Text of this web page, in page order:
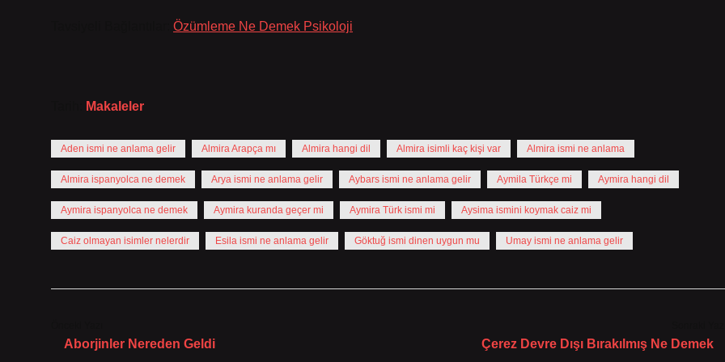
Özümleme Ne Demek Psikoloji
Makaleler
Aden ismi ne anlama gelir Almira Arapça mı Almira hangi dil Almira isimli kaç kişi var Almira ismi ne anlama
Almira ispanyolca ne demek Arya ismi ne anlama gelir Aybars ismi ne anlama gelir Aymila Türkçe mi Aymira hangi dil
Aymira ispanyolca ne demek Aymira kuranda geçer mi Aymira Türk ismi mi Aysima ismini koymak caiz mi
Caiz olmayan isimler nelerdir Esila ismi ne anlama gelir Göktuğ ismi dinen uygun mu Umay ismi ne anlama gelir
Aborjinler Nereden Geldi Çerez Devre Dışı Bırakılmış Ne Demek